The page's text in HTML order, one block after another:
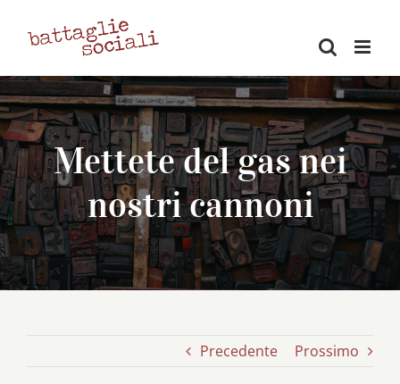
Mettete del gas nei
nostri cannoni
Precedente Prossimo